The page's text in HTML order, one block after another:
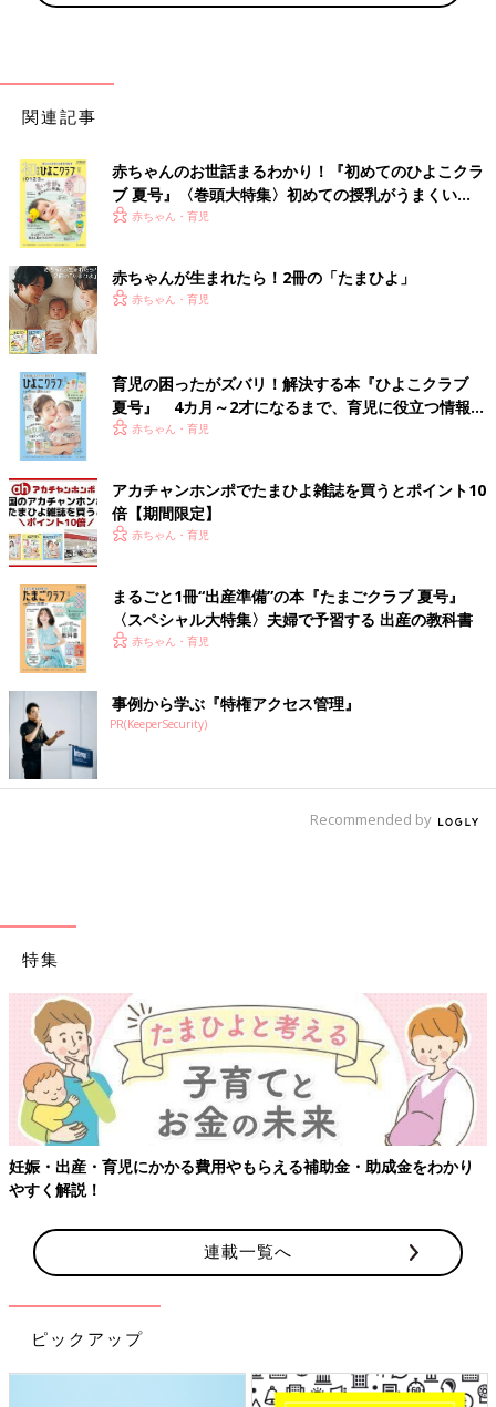
関連記事
赤ちゃんのお世話まるわかり！『初めてのひよこクラ
ブ 夏号』〈巻頭大特集〉初めての授乳がうまくい
く！ おっぱい・ミルクの基本と夏のトラブル 解決テ
赤ちゃん・育児
赤ちゃんが生まれたら！2冊の「たまひよ」
赤ちゃん・育児
育児の困ったがズバリ！解決する本『ひよこクラブ
夏号』 4カ月～2才になるまで、育児に役立つ情報が
いっぱい！
赤ちゃん・育児
アカチャンホンポでたまひよ雑誌を買うとポイント10
倍【期間限定】
赤ちゃん・育児
まるごと1冊“出産準備”の本『たまごクラブ 夏号』
〈スペシャル大特集〉夫婦で予習する 出産の教科書
赤ちゃん・育児
事例から学ぶ『特権アクセス管理』
PR(KeeperSecurity)
Recommended by
特集
・助成金をわかり
【ワクチン接種できるものも】妊婦の感染症
連載一覧へ
ピックアップ